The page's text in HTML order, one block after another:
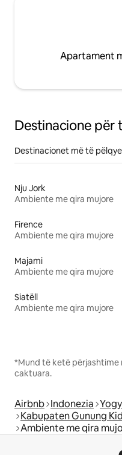
Apartament
Destinacione për
Destinacionet më të
Nju Jork
Ambiente me qira mujore
Firence
Ambiente me qira mujore
Majami
Ambiente me qira mujore
Siatëll
Ambiente me qira mujore
*Mund të ketë përjashtime
caktuara.
Airbnb Indonezia
Kabupaten Gunung
Ambiente me qira